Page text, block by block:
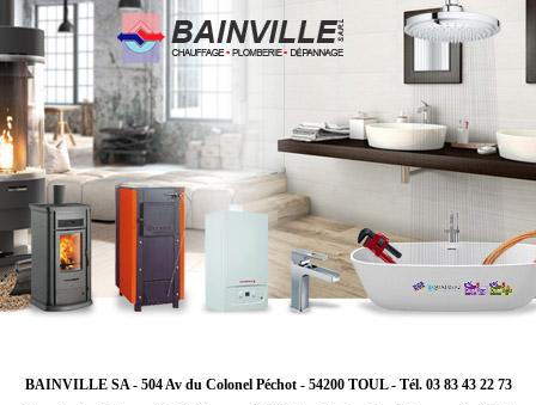
BAINVILLE SA - 504 Av du Colonel Péchot - 54200 TOUL - Tél. 03 83 43 22 73